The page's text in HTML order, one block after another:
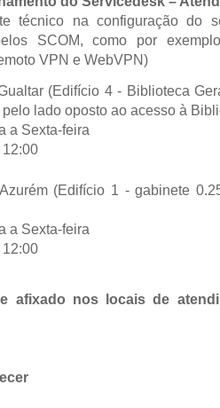
técnico na configuração do
SCOM, como por
VPN e WebVPN)
(Edifício 4 - Biblioteca
lado oposto ao acesso à
a Sexta-feira
12:00
(Edifício 1 - gabinete
a Sexta-feira
12:00
afixado nos locais de